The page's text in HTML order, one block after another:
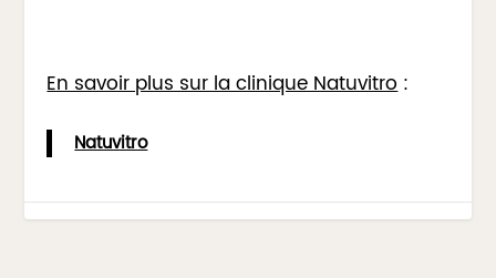
En savoir plus sur la clinique Natuvitro:
Natuvitro